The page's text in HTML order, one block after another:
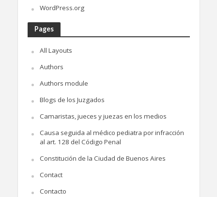
WordPress.org
Pages
All Layouts
Authors
Authors module
Blogs de los Juzgados
Camaristas, jueces y juezas en los medios
Causa seguida al médico pediatra por infracción
al art. 128 del Código Penal
Constitución de la Ciudad de Buenos Aires
Contact
Contacto